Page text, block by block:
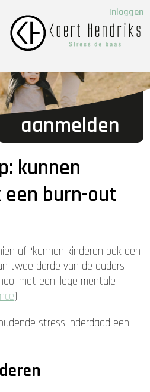
Inloggen
aanmelden
kunnen
burn-out
af: ‘kunnen kinderen ook een
twee derde van de ouders
met een ‘lege mentale
).
stress inderdaad een